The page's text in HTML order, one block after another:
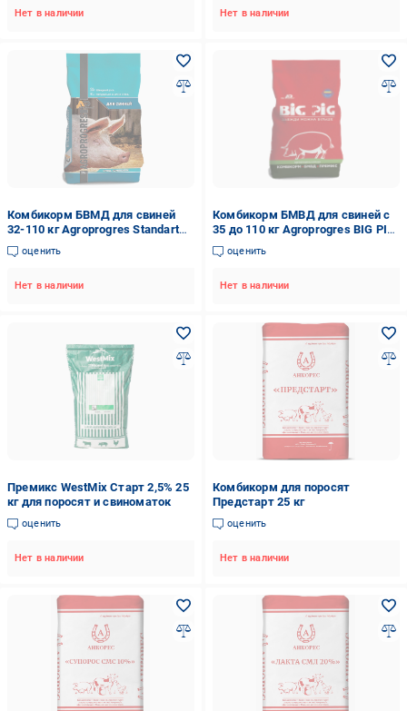
Нет в наличии Нет в наличии
Комбикорм БВМД для свиней
32-110 кг Agroprogres Standart
Универсал 15/10% 25 кг
(1744719537)
оценить
Нет в наличии
Комбикорм БМВД для свиней с
35 до 110 кг Agroprogres BIG PIG
Universal 15 /10% 25 кг
(1743972311)
оценить
Нет в наличии
Премикс WestMix Старт 2,5% 25
кг для поросят и свиноматок
оценить
Нет в наличии
Комбикорм для поросят
Предстарт 25 кг
оценить
Нет в наличии